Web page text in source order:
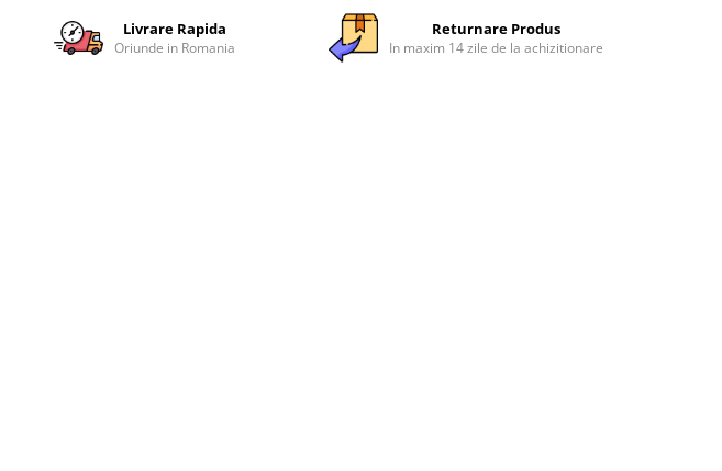
Livrare Rapida
Oriunde in Romania
Returnare Produs
In maxim 14 zile de la achizitionare